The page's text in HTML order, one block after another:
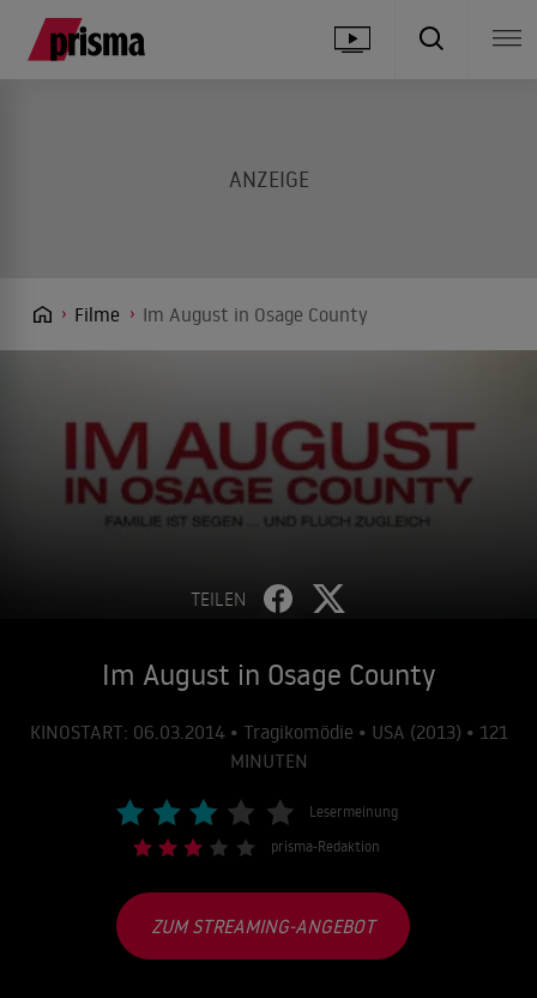
Filme Im August in Osage County
TEILEN
Im August in Osage County
KINOSTART: 06.03.2014 • Tragikomödie • USA (2013) • 121
MINUTEN
Lesermeinung
prisma-Redaktion
ZUM STREAMING-ANGEBOT